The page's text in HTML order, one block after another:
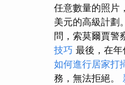
任意數量的照片
美元的高級計劃
問，索莫爾賈警
技巧 最後，在
如何進行居家打
務，無法拒絕。